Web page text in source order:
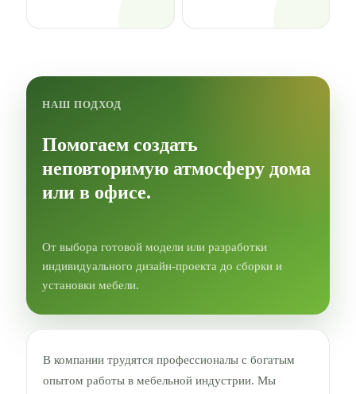
НАШ ПОДХОД
Помогаем создать
неповторимую атмосферу дома
или в офисе.
От выбора готовой модели или разработки
индивидуального дизайн-проекта до сборки и
установки мебели.
В компании трудятся профессионалы с богатым
опытом работы в мебельной индустрии. Мы